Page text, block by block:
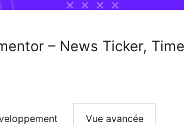
– News Ticker,
Vue avancée